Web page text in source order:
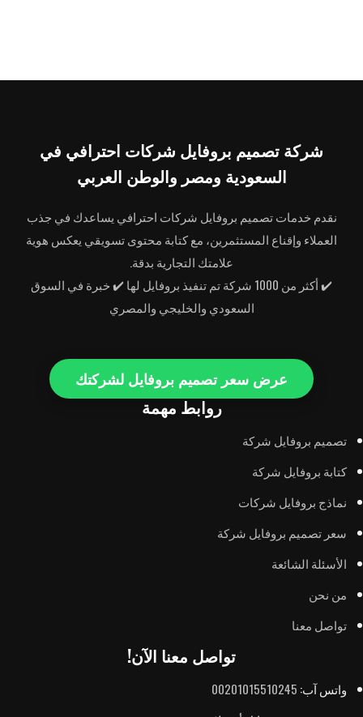
شركة تصميم بروفايل شركات احترافي في
السعودية ومصر والوطن العربي
نقدم خدمات تصميم بروفايل شركات احترافي يساعدك في جذب
العملاء وإقناع المستثمرين، مع كتابة محتوى تسويقي يعكس هوية
علامتك التجارية بدقة.
✔️ أكثر من 1000 شركة تم تنفيذ بروفايل لها ✔️ خبرة في السوق
السعودي والخليجي والمصري
عرض سعر تصميم بروفايل لشركتك
روابط مهمة
تصميم بروفايل شركة
كتابة بروفايل شركة
نماذج بروفايل شركات
سعر تصميم بروفايل شركة
الأسئلة الشائعة
من نحن
تواصل معنا
تواصل معنا الآن!
واتس آب: 00201015510245